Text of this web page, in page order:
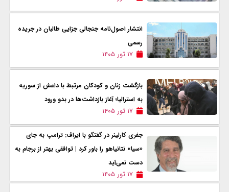
انتشار اصول‌نامه‌ جنجالی جزایی طالبان در جریده
رسمی
۱۷ ثور ۱۴۰۵
بازگشت زنان و کودکان مرتبط با داعش از سوریه
به استرالیا؛ آغاز بازداشت‌ها در بدو ورود
۱۷ ثور ۱۴۰۵
جفری کارلینر در گفتگو با ایراف: ترامپ به جای
«سیا» نتانیاهو را باور کرد | توافقی بهتر از برجام به
دست نمی‌آید
۱۷ ثور ۱۴۰۵